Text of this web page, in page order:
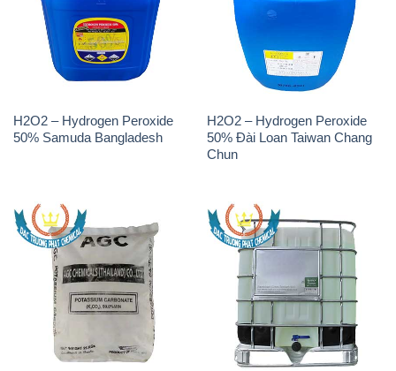
H2O2 – Hydrogen Peroxide
50% Samuda Bangladesh
H2O2 – Hydrogen Peroxide
50% Đài Loan Taiwan Chang
Chun